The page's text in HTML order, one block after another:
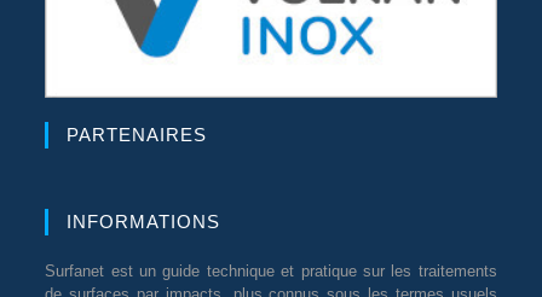
PARTENAIRES
INFORMATIONS
Surfanet est un guide technique et pratique sur les traitements